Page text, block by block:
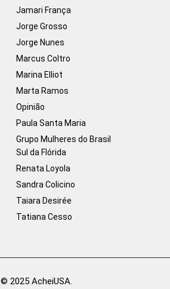
Jamari França
Jorge Grosso
Jorge Nunes
Marcus Coltro
Marina Elliot
Marta Ramos
Opinião
Paula Santa Maria
Grupo Mulheres do Brasil
Sul da Flórida
Renata Loyola
Sandra Colicino
Taiara Desirée
Tatiana Cesso
© 2025 AcheiUSA.